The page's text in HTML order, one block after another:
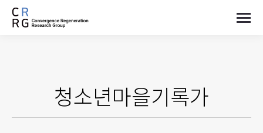
청소년마을기록가